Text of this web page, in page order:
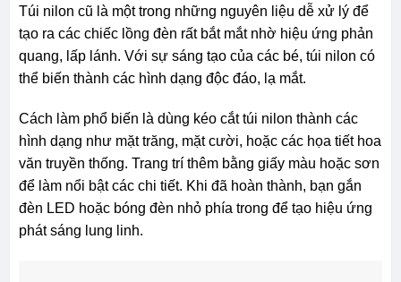
Túi nilon cũ là một trong những nguyên liệu dễ xử lý để
tạo ra các chiếc lồng đèn rất bắt mắt nhờ hiệu ứng phản
quang, lấp lánh. Với sự sáng tạo của các bé, túi nilon có
thể biến thành các hình dạng độc đáo, lạ mắt.
Cách làm phổ biến là dùng kéo cắt túi nilon thành các
hình dạng như mặt trăng, mặt cười, hoặc các họa tiết hoa
văn truyền thống. Trang trí thêm bằng giấy màu hoặc sơn
để làm nổi bật các chi tiết. Khi đã hoàn thành, bạn gắn
đèn LED hoặc bóng đèn nhỏ phía trong để tạo hiệu ứng
phát sáng lung linh.